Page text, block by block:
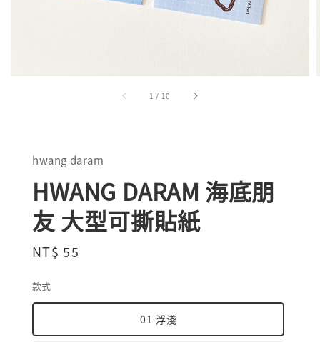
1 / 10
hwang daram
HWANG DARAM 海底朋
友 大型可撕貼紙
Regular
NT$ 55
款式
01 浮淺